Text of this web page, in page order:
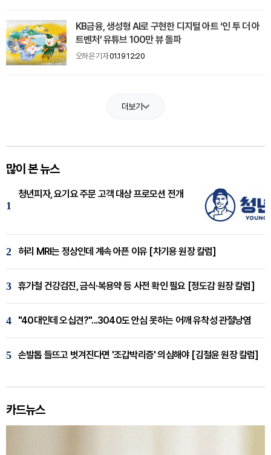
KB금융, 생성형 AI로 구현한 디지털 아트 ‘인 투 더 아
트벤처’ 유튜브 100만 뷰 돌파
오하은 기자01.19 12:20
더보기
많이 본 뉴스
1
청년피자, 요기요 주문 고객 대상 프로모션 전개
2 허리 MRI는 정상인데 계속 아픈 이유 [차기용 원장 칼럼]
3 휴가철 건강검진, 금식·복용약 등 사전 확인 필요 [정도감 원장 칼럼]
4 "40대인데 오십견?"...3040도 안심 못하는 어깨 유착성 관절낭염
5 손발톱 들뜨고 벗겨진다면 '조갑박리증' 의심해야 [김철윤 원장 칼럼]
카드뉴스